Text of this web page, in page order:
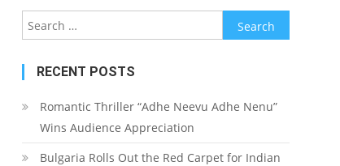
Search for:
RECENT POSTS
Romantic Thriller “Adhe Neevu Adhe Nenu”
Wins Audience Appreciation
Bulgaria Rolls Out the Red Carpet for Indian